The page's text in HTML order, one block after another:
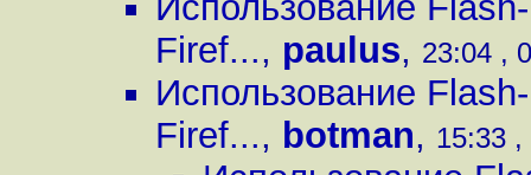
Firef..., paulus, 23:04 ,
Использование
Firef..., botman, 15:33 ,